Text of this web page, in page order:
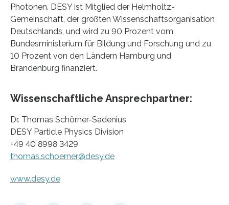
Photonen. DESY ist Mitglied der Helmholtz-
Gemeinschaft, der größten Wissenschaftsorganisation
Deutschlands, und wird zu 90 Prozent vom
Bundesministerium für Bildung und Forschung und zu
10 Prozent von den Ländern Hamburg und
Brandenburg finanziert.
Wissenschaftliche Ansprechpartner:
Dr. Thomas Schörner-Sadenius
DESY Particle Physics Division
+49 40 8998 3429
thomas.schoerner@desy.de
www.desy.de